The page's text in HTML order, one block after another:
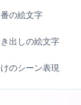
の絵文字
出しの絵文字
のシーン表現